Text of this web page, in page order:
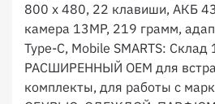
800 х 480, 22 клавиши, АКБ
камера 13MP, 219 грамм,
Type-C, Mobile SMARTS:
РАСШИРЕННЫЙ OEM для
комплекты, для работы с